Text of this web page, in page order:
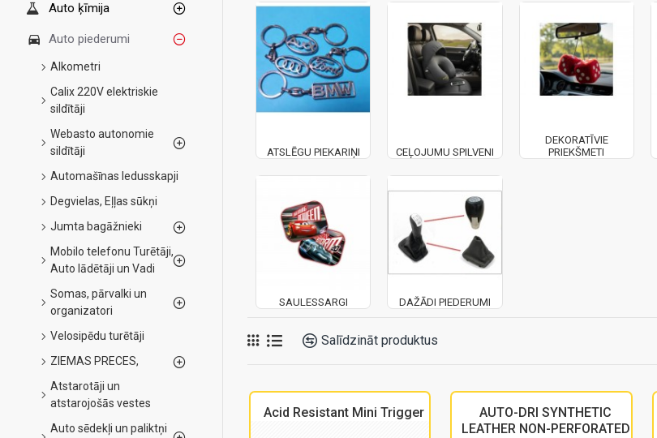
Auto ķīmija
Auto piederumi
Alkometri
Calix 220V elektriskie
sildītāji
Webasto autonomie
sildītāji
Automašīnas ledusskapji
Degvielas, Eļļas sūkņi
Jumta bagāžnieki
Mobilo telefonu Turētāji,
Auto lādētāji un Vadi
Somas, pārvalki un
organizatori
Velosipēdu turētāji
ZIEMAS PRECES,
Atstarotāji un
atstarojošās vestes
Auto sēdekļi un paliktņi
ATSLĒGU PIEKARIŅI CEĻOJUMU SPILVENI
DEKORATĪVIE
PRIEKŠMETI
SAULESSARGI DAŽĀDI PIEDERUMI
Salīdzināt produktus
Acid Resistant Mini Trigger
AUTO-DRI SYNTHETIC
LEATHER NON-PERFORATED